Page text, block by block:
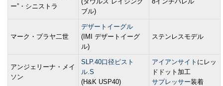
ー”・シニストラ
ブル)
マーク・プラヤ二世
デザートイーグル
(IMI デザートイーグ
ル)
ステンレスモデル
アンジェリーナ・メイ
ソン
SLP.40口径ピスト
ル.S
(H&K USP40)
アイアンサイト にレッ
ドドット加工
サプレッサー装着